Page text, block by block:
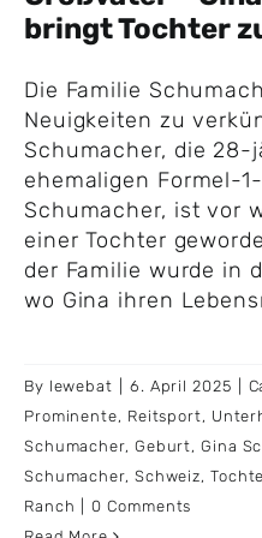
bringt Tochter
Die Familie
Neuigkeiten zu
Schumacher, die 28-
ehemaligen Formel-
Schumacher, ist vor
einer Tochter
der Familie wurde in
wo Gina ihren
By lewebat 6. April 2025
Prominente, Reitsport,
Schumacher, Geburt,Gina
Schumacher, Schweiz,
Ranch
0 Comments